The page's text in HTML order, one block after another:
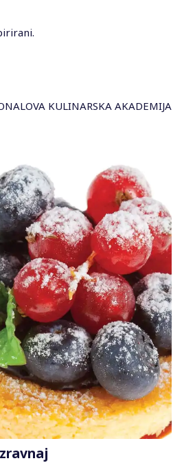
KULINARSKA AKADEMIJA